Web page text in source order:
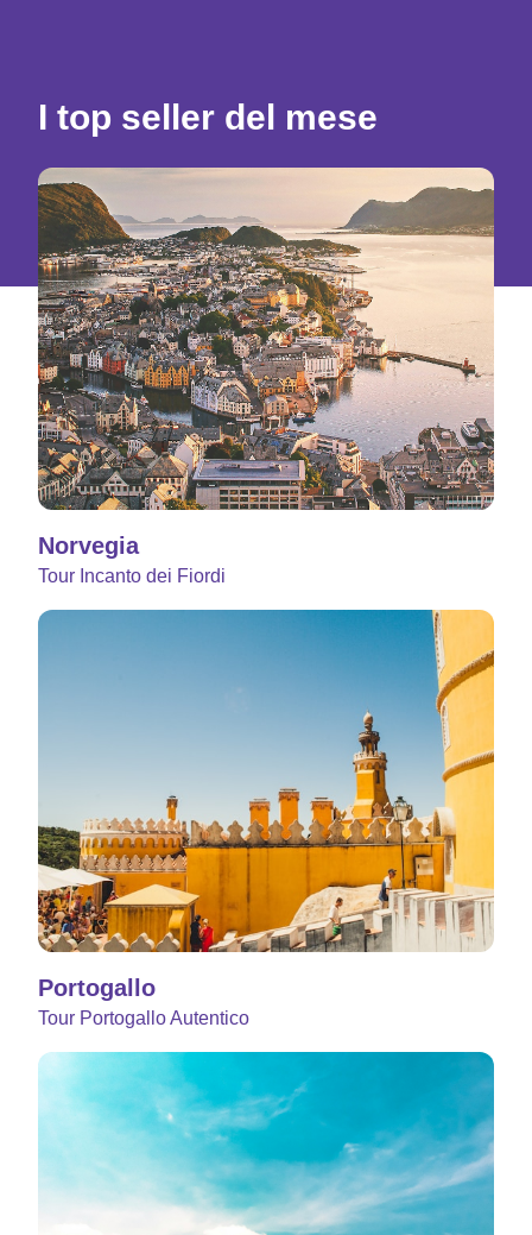
I top seller del mese
Norvegia
Tour Incanto dei Fiordi
Portogallo
Tour Portogallo Autentico